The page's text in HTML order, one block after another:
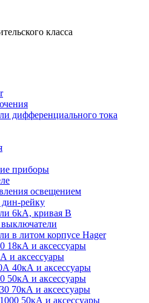
класса
дифференциального тока
приборы
освещением
рейку
6kA, кривая В
в литом корпусе Hager
18кА и аксессуары
и аксессуары
40кА и аксессуары
50кА и аксессуары
70кА и аксессуары
50кА и аксессуары